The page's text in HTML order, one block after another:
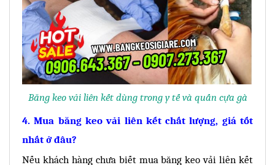
Băng keo vải liên kết dùng trong y tế và quấn cựa gà
4.Mua băng keo vải liên kết chất lượng, giá tốt
nhất ở đâu?
Nếu khách hàng chưa biết mua băng keo vải liên kết